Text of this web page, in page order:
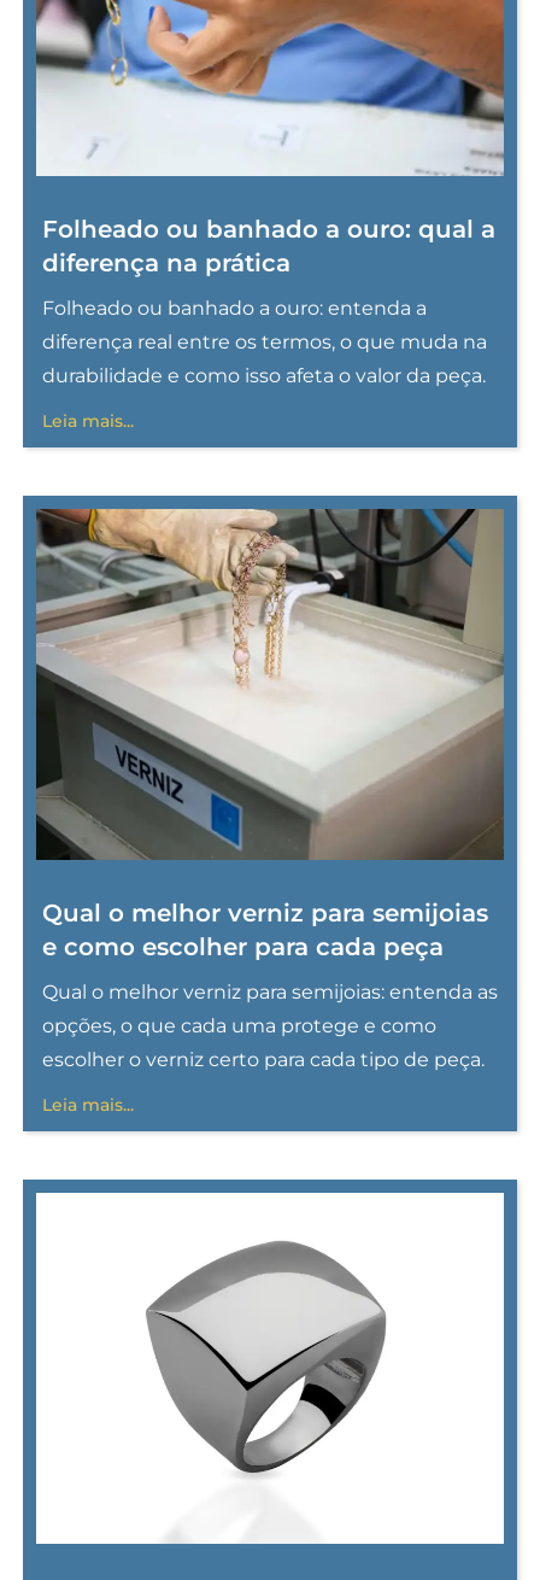
Folheado ou banhado a ouro: qual a
diferença na prática
Folheado ou banhado a ouro: entenda a
diferença real entre os termos, o que muda na
durabilidade e como isso afeta o valor da peça.
Leia mais...
Qual o melhor verniz para semijoias
e como escolher para cada peça
Qual o melhor verniz para semijoias: entenda as
opções, o que cada uma protege e como
escolher o verniz certo para cada tipo de peça.
Leia mais...